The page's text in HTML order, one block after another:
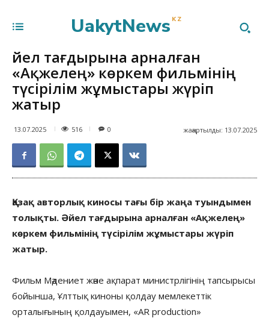
UakytNews KZ
Әйел тағдырына арналған
«Ақжелең» көркем фильмінің
түсірілім жұмыстары жүріп
жатыр
13.07.2025 516 жаңартылды: 13.07.2025
0
Қазақ авторлық киносы тағы бір жаңа туындымен
толықты. Әйел тағдырына арналған «Ақжелең»
көркем фильмінің түсірілім жұмыстары жүріп
жатыр.
Фильм Мәдениет және ақпарат министрлігінің тапсырысы
бойынша, Ұлттық киноны қолдау мемлекеттік
орталығының қолдауымен, «AR production»